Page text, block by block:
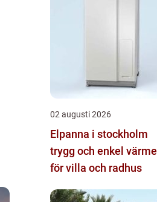
02 augusti 2026
Elpanna i stockholm
trygg och enkel värme
för villa och radhus